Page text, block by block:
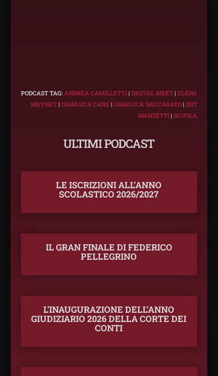
PODCAST TAG: ANDREA CAMILLETTI|DIGITAL MEET|ELENA
MEYNET|GIANLUCA CANE |GIANLUCA NACCARATO|ISIT
MANZETTI|SCUOLA
ULTIMI PODCAST
LE ISCRIZIONI ALL’ANNO
SCOLASTICO 2026/2027
IL GRAN FINALE DI FEDERICO
PELLEGRINO
L’INAUGURAZIONE DELL’ANNO
GIUDIZIARIO 2026 DELLA CORTE DEI
CONTI